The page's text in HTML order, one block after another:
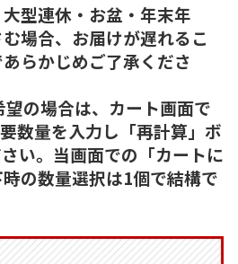
型連休・お盆・年末年
場合、お届けが遅れるこ
らかじめご了承くださ
の場合は、カート画面で
数量を入力し「再計算」ボ
い。当画面での「カートに
の数量選択は1個で結構で